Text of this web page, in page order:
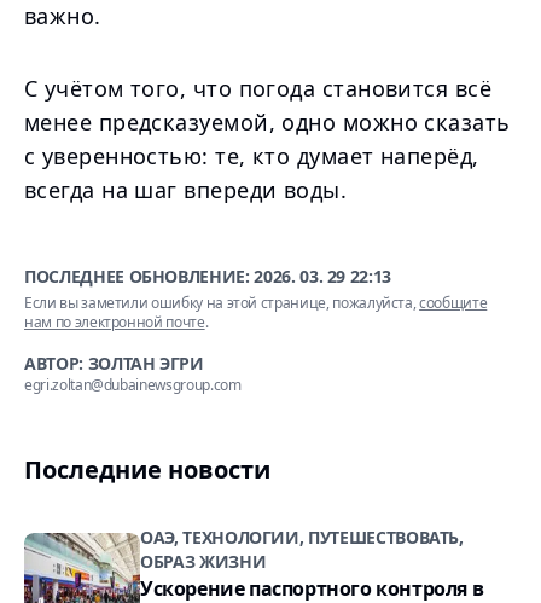
важно.
С учётом того, что погода становится всё
менее предсказуемой, одно можно сказать
с уверенностью: те, кто думает наперёд,
всегда на шаг впереди воды.
ПОСЛЕДНЕЕ ОБНОВЛЕНИЕ:2026. 03. 29 22:13
Если вы заметили ошибку на этой странице, пожалуйста,сообщите
нам по электронной почте.
АВТОР: ЗОЛТАН ЭГРИ
egri.zoltan@dubainewsgroup.com
Последние новости
ОАЭ, ТЕХНОЛОГИИ, ПУТЕШЕСТВОВАТЬ,
ОБРАЗ ЖИЗНИ
Ускорение паспортного контроля в